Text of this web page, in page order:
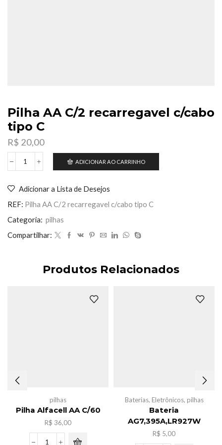
Pilha AA C/2 recarregavel c/cabo
tipo C
R$ 20,00
Pilha
recarregavel
c/cabo
C
ADICIONAR AO CARRINHO
Adicionar a Lista de Desejos
REF: Pilha AA C/2 recarregavel c/cabo tipo C
Categoria: pilhas
Compartilhar:
Produtos Relacionados
pilhas
Pilha Alfacell AA C/60
R$ 36,00
Baterias, Eletrônicos, pilhas
Bateria
AG7,395A,LR927W
R$ 5,00